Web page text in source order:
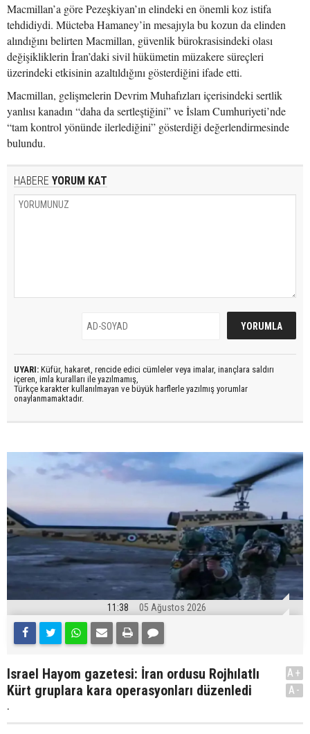
Macmillan’a göre Pezeşkiyan’ın elindeki en önemli koz istifa
tehdidiydi. Mücteba Hamaney’in mesajıyla bu kozun da elinden
alındığını belirten Macmillan, güvenlik bürokrasisindeki olası
değişikliklerin İran’daki sivil hükümetin müzakere süreçleri
üzerindeki etkisinin azaltıldığını gösterdiğini ifade etti.
Macmillan, gelişmelerin Devrim Muhafızları içerisindeki sertlik
yanlısı kanadın “daha da sertleştiğini” ve İslam Cumhuriyeti’nde
“tam kontrol yönünde ilerlediğini” gösterdiği değerlendirmesinde
bulundu.
HABERE YORUM KAT
UYARI: Küfür, hakaret, rencide edici cümleler veya imalar, inançlara saldırı
içeren, imla kuralları ile yazılmamış,
Türkçe karakter kullanılmayan ve büyük harflerle yazılmış yorumlar
onaylanmamaktadır.
11:38 05 Ağustos 2026
Israel Hayom gazetesi: İran ordusu Rojhılatlı
Kürt gruplara kara operasyonları düzenledi
.
A+
A-